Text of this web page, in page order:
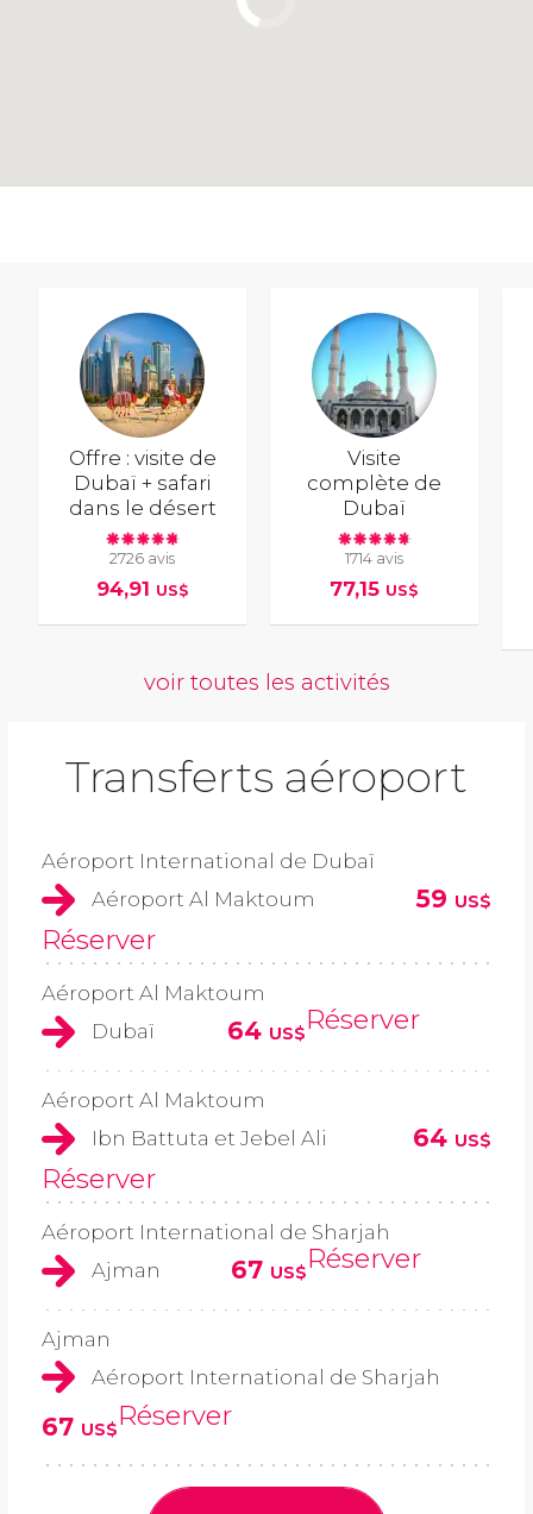
Offre : visite de
Dubaï + safari
dans le désert
2726 avis
94,91 US$
Visite
complète de
Dubaï
1714 avis
77,15 US$
voir toutes les activités
Transferts aéroport
Aéroport International de Dubaï
Aéroport Al Maktoum
59 US$
Réserver
Aéroport Al Maktoum
Dubaï
64 US$Réserver
Aéroport Al Maktoum
Ibn Battuta et Jebel Ali
64 US$
Réserver
Aéroport International de Sharjah
Ajman
67 US$Réserver
Ajman
Aéroport International de Sharjah
67 US$Réserver